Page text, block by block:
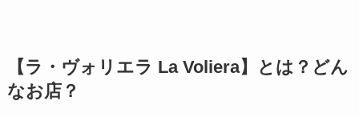
【ラ・ヴォリエラ La Voliera】とは？どん
なお店？